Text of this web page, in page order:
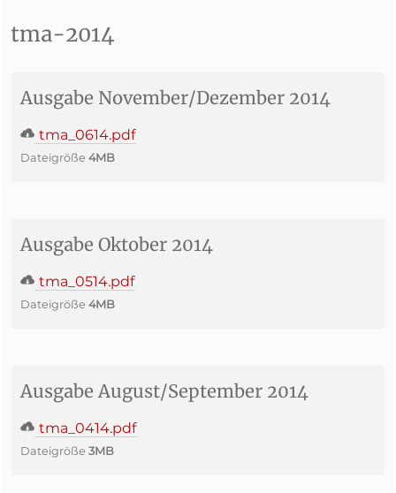
tma-2014
Ausgabe November/Dezember 2014
tma_0614.pdf
Dateigröße 4MB
Ausgabe Oktober 2014
tma_0514.pdf
Dateigröße 4MB
Ausgabe August/September 2014
tma_0414.pdf
Dateigröße 3MB